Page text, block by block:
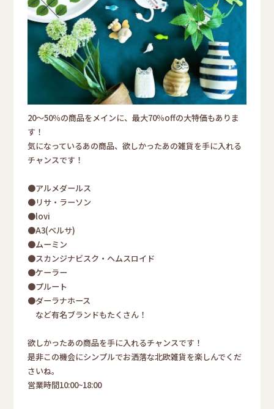
20～50％の商品をメインに、最大70％offの大特価もありま
す！
気になっているあの商品、欲しかったあの雑貨を手に入れる
チャンスです！
●アルメダールス
●リサ・ラーソン
●lovi
●A3(ベルサ)
●ムーミン
●スカンジナビスク・ヘムスロイド
●ケーラー
●プルート
●ダーラナホース
など有名ブランドもたくさん！
欲しかったあの商品を手に入れるチャンスです！
是非この機会にシンプルでお洒落な北欧雑貨を楽しんでくだ
さいね。
営業時間10:00~18:00